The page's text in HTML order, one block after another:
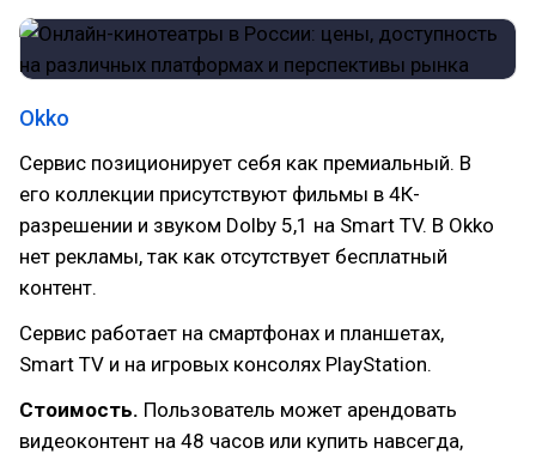
Okko
Сервис позиционирует себя как премиальный. В
его коллекции присутствуют фильмы в 4К-
разрешении и звуком Dolby 5,1 на Smart TV. В Okko
нет рекламы, так как отсутствует бесплатный
контент.
Сервис работает на смартфонах и планшетах,
Smart TV и на игровых консолях PlayStation.
Стоимость. Пользователь может арендовать
видеоконтент на 48 часов или купить навсегда,